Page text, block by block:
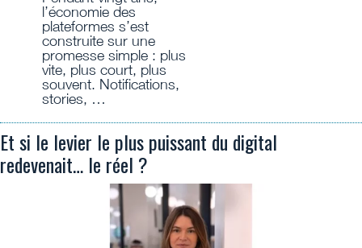
l’économie des
plateformes s’est
construite sur une
promesse simple : plus
vite, plus court, plus
souvent. Notifications,
stories, …
Et si le levier le plus puissant du digital
redevenait… le réel ?